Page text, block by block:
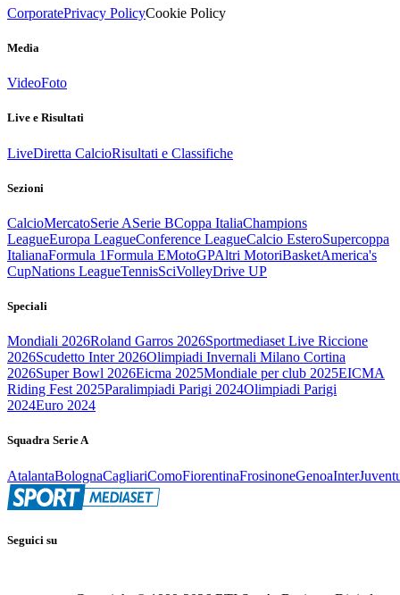
CorporatePrivacy PolicyCookie Policy
Media
VideoFoto
Live e Risultati
LiveDiretta CalcioRisultati e Classifiche
Sezioni
CalcioMercatoSerie ASerie BCoppa ItaliaChampions
LeagueEuropa LeagueConference LeagueCalcio EsteroSupercoppa
ItalianaFormula 1Formula EMotoGPAltri MotoriBasketAmerica's
CupNations LeagueTennisSciVolleyDrive UP
Speciali
Mondiali 2026Roland Garros 2026Sportmediaset Live Riccione
2026Scudetto Inter 2026Olimpiadi Invernali Milano Cortina
2026Super Bowl 2026Eicma 2025Mondiale per club 2025EICMA
Riding Fest 2025Paralimpiadi Parigi 2024Olimpiadi Parigi
2024Euro 2024
Squadra Serie A
AtalantaBolognaCagliariComoFiorentinaFrosinoneGenoaInter
Seguici su